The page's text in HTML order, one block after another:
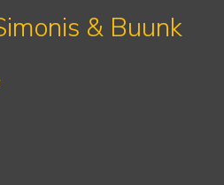
& Buunk